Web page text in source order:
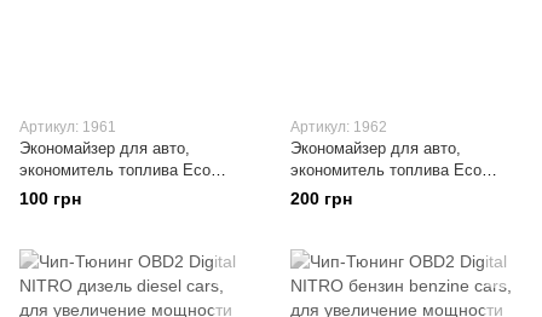
Артикул: 1961
Экономайзер для авто,
экономитель топлива Eco
OBD2 дизель diesel, меньше
расход топлива и выброса до
100 грн
Артикул: 1962
Экономайзер для авто,
экономитель топлива Eco
OBD2 для бензина , меньше
расход топлива и выброса до
200 грн